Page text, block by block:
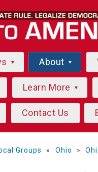
About
Learn More
Contact Us
Groups » Ohio »